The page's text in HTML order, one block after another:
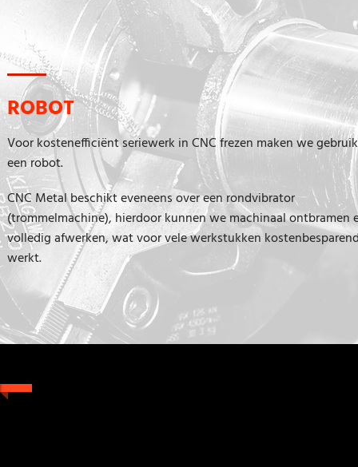
ROBOT
Voor kostenefficiënt seriewerk in CNC frezen maken we
een robot.
CNC Metal beschikt eveneens over een rondvibrator
(trommelmachine), hierdoor kunnen we machinaal ontbramen
volledig afwerken, wat voor vele werkstukken
werkt.